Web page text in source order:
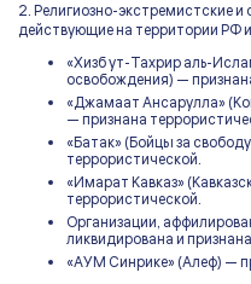
2. Религиозно-экстремистские
действующие на территории РФ
«Хизб ут-Тахрир аль-
освобождения) —
«Джамаат Ансарулла»
— признана
«Батак» (Бойцы за
террористической.
«Имарат Кавказ»
террористической.
Организации,
ликвидирована и
«АУМ Синрике» (Алеф) —